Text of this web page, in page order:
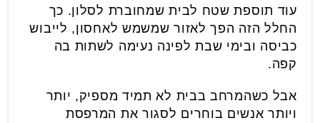
עוד תוספת שטח לבית שמחוברת לסלון. כך
החלל הזה הפך לאזור שמשמש לאחסון, לייבוש
כביסה ובימי שבת לפינה נעימה לשתות בה
קפה.
אבל כשהמרחב בבית לא תמיד מספיק, יותר
ויותר אנשים בוחרים לסגור את המרפסת